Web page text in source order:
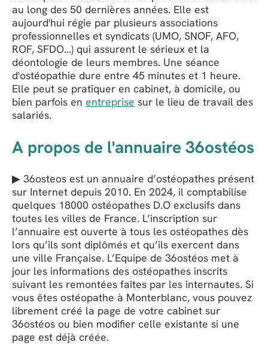
au long des 50 dernières années. Elle est
aujourd'hui régie par plusieurs associations
professionnelles et syndicats (UMO, SNOF, AFO,
ROF, SFDO...) qui assurent le sérieux et la
déontologie de leurs membres. Une séance
d'ostéopathie dure entre 45 minutes et 1 heure.
Elle peut se pratiquer en cabinet, à domicile, ou
bien parfois en entreprise sur le lieu de travail des
salariés.
A propos de l'annuaire 36ostéos
▶ 36osteos est un annuaire d’ostéopathes présent
sur Internet depuis 2010. En 2024, il comptabilise
quelques 18000 ostéopathes D.O exclusifs dans
toutes les villes de France. L’inscription sur
l’annuaire est ouverte à tous les ostéopathes dès
lors qu’ils sont diplômés et qu’ils exercent dans
une ville Française. L’Equipe de 36ostéos met à
jour les informations des ostéopathes inscrits
suivant les remontées faîtes par les internautes. Si
vous êtes ostéopathe à Monterblanc, vous pouvez
librement créé la page de votre cabinet sur
36ostéos ou bien modifier celle existante si une
page est déjà créée.